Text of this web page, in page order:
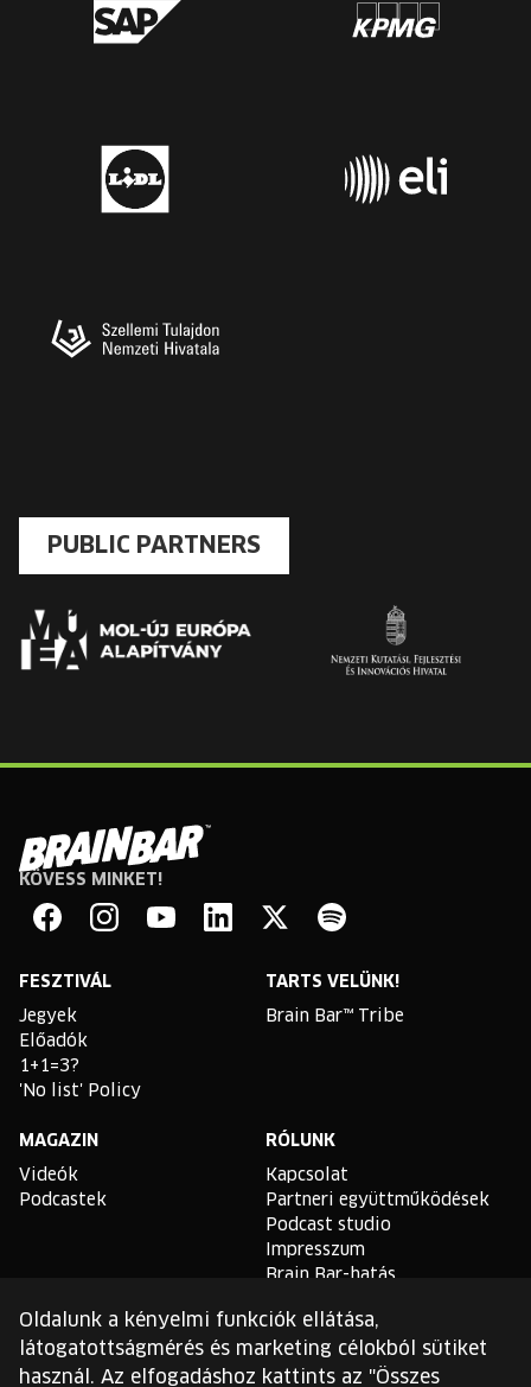
PUBLIC PARTNERS
Brain
Bar
KÖVESS MINKET!
FESZTIVÁL
Jegyek
Előadók
1+1=3?
'No list' Policy
TARTS VELÜNK!
Brain Bar™ Tribe
MAGAZIN
Videók
Podcastek
RÓLUNK
Kapcsolat
Partneri együttműködések
Podcast studio
Impresszum
Brain Bar-hatás
TLDR
Általános Szerződési
Oldalunk a kényelmi funkciók ellátása,
látogatottságmérés és marketing célokból sütiket
használ. Az elfogadáshoz kattints az "Összes